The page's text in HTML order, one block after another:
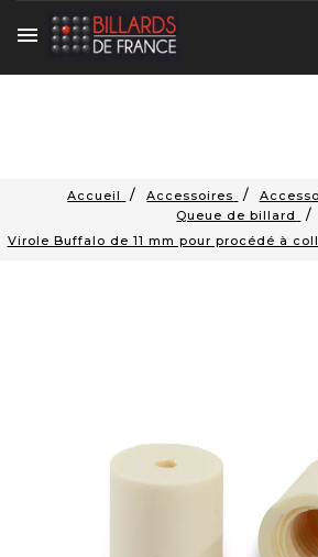

Accueil Accessoires
Queue de billard
Virole Buffalo de 11 mm pour procédé à